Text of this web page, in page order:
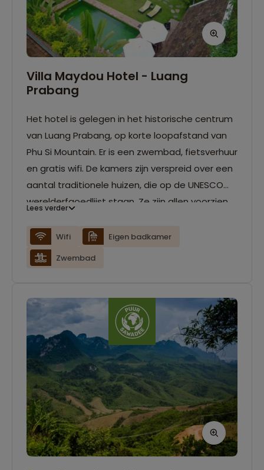
Villa Maydou Hotel - Luang
Prabang
Het hotel is gelegen in het historische centrum
van Luang Prabang, op korte loopafstand van
Phu Si Mountain. Er is een zwembad, fietsverhuur
en gratis wifi. De kamers zijn verspreid over een
aantal traditionele huizen, die op de UNESCO
werelderfgoedlijst staan. Ze zijn allen voorzien
badkamer.
Lees verder
Wifi
Eigen badkamer
Zwembad